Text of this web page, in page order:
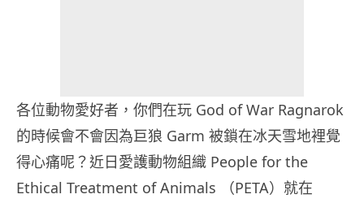
各位動物愛好者，你們在玩 God of War Ragnarok
的時候會不會因為巨狼 Garm 被鎖在冰天雪地裡覺
得心痛呢？近日愛護動物組織 People for the
Ethical Treatment of Animals （PETA）就在